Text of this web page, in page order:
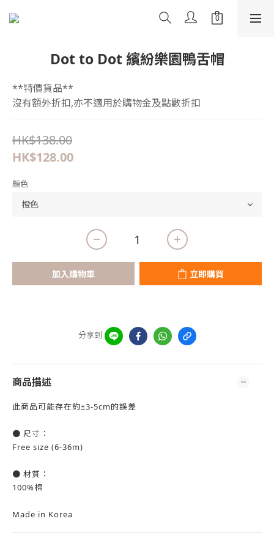
Dot to Dot 繽紛樂園鴨舌帽
**特價貨品**
沒有額外折扣,亦不適用於購物金及點數折扣
HK$138.00
HK$128.00
顏色
加入購物車 立即購買
分享到
商品描述
此商品可能存在約±3-5cm的誤差
● 尺寸：
Free size (6-36m)
● 材質：
100%棉
Made in Korea